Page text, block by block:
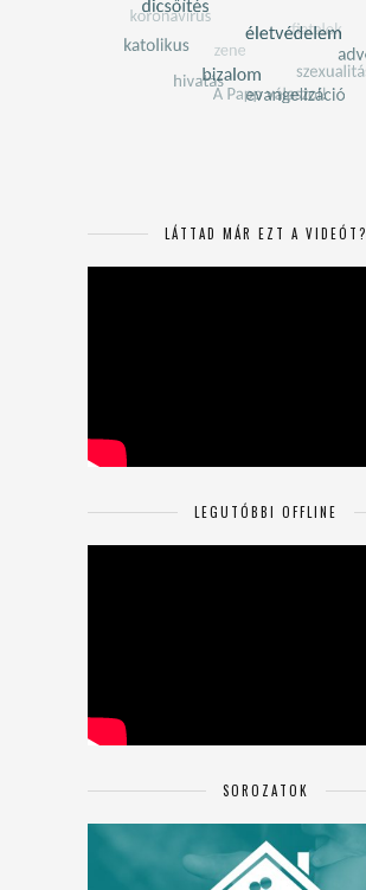
LÁTTAD MÁR EZT A VIDEÓT?
LEGUTÓBBI OFFLINE
SOROZATOK